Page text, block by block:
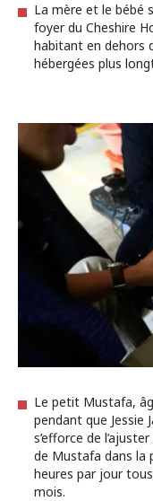
La mère et le bébé
foyer du Cheshire
habitant en dehors
hébergées plus
Le petit Mustafa,
pendant que Jessie
s’efforce de
de Mustafa dans la
heures par jour
mois.